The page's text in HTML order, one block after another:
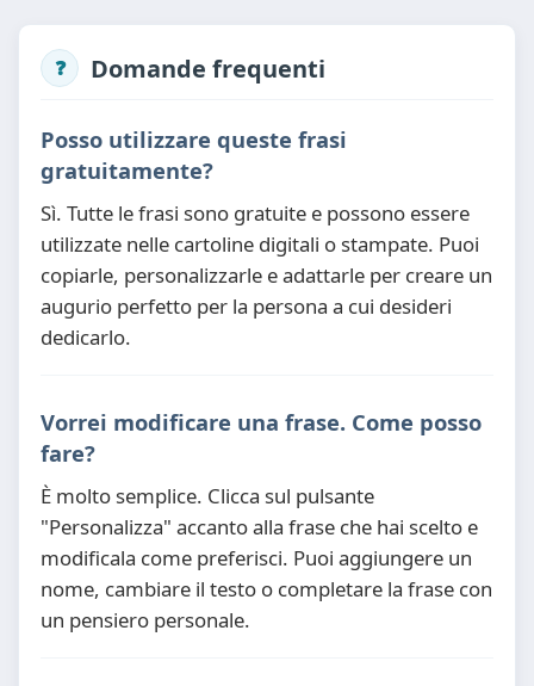
Domande frequenti
Posso utilizzare queste frasi
gratuitamente?
Sì. Tutte le frasi sono gratuite e possono essere
utilizzate nelle cartoline digitali o stampate. Puoi
copiarle, personalizzarle e adattarle per creare un
augurio perfetto per la persona a cui desideri
dedicarlo.
Vorrei modificare una frase. Come posso
fare?
È molto semplice. Clicca sul pulsante
"Personalizza" accanto alla frase che hai scelto e
modificala come preferisci. Puoi aggiungere un
nome, cambiare il testo o completare la frase con
un pensiero personale.